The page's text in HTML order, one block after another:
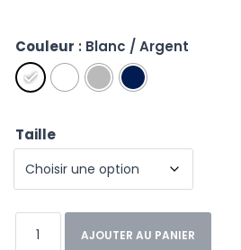
Couleur : Blanc / Argent
Taille
AJOUTER AU PANIER